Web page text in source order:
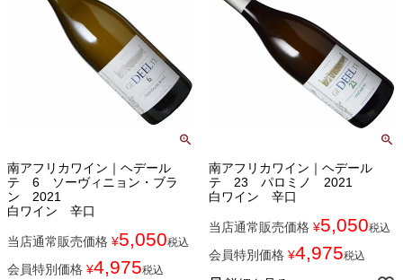
南アフリカワイン｜ヘデール
テ 6 ソーヴィニョン・ブラ
ン 2021
白ワイン 辛口
当店通常販売価格 ¥5,050税込
会員特別価格 ¥4,975税込
南アフリカワイン｜ヘデール
テ 23 パロミノ 2021
白ワイン 辛口
当店通常販売価格 ¥5,050税込
会員特別価格 ¥4,975税込